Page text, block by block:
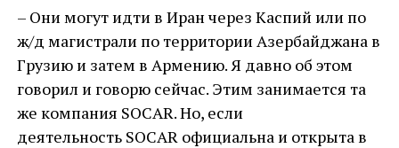
– Они могут идти в Иран через Каспий или по
ж/д магистрали по территории Азербайджана в
Грузию и затем в Армению. Я давно об этом
говорил и говорю сейчас. Этим занимается та
же компания SOСAR. Но, если
деятельность SOСAR официальна и открыта в